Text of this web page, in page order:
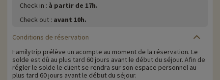
Check in : à partir de 17h.
Check out : avant 10h.
Conditions de réservation
Familytrip prélève un acompte au moment de la réservation. Le
solde est dû au plus tard 60 jours avant le début du séjour. Afin de
régler le solde le client se rendra sur son espace personnel au
plus tard 60 jours avant le début du séjour.